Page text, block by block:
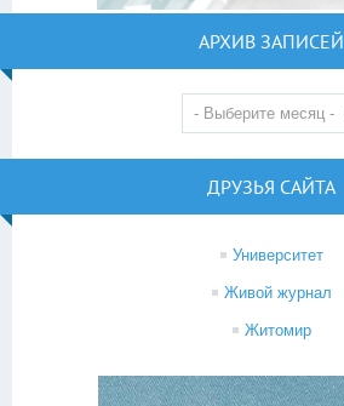
АРХИВ ЗАПИСЕЙ
ДРУЗЬЯ САЙТА
Университет
Живой журнал
Житомир